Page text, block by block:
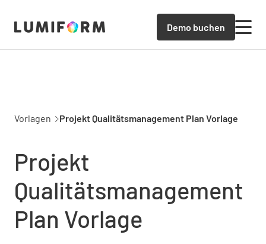
Demo buchen
Vorlagen Projekt Qualitätsmanagement Plan Vorlage
Projekt
Qualitätsmanagement
Plan Vorlage